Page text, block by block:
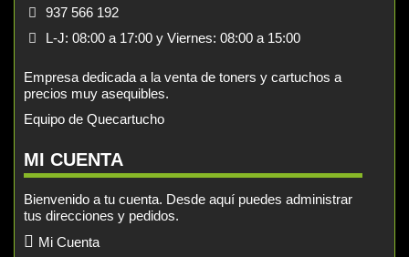
937 566 192
L-J: 08:00 a 17:00 y Viernes: 08:00 a 15:00
Empresa dedicada a la venta de toners y cartuchos a
precios muy asequibles.
Equipo de Quecartucho
MI CUENTA
Bienvenido a tu cuenta. Desde aquí puedes administrar
tus direcciones y pedidos.
Mi Cuenta